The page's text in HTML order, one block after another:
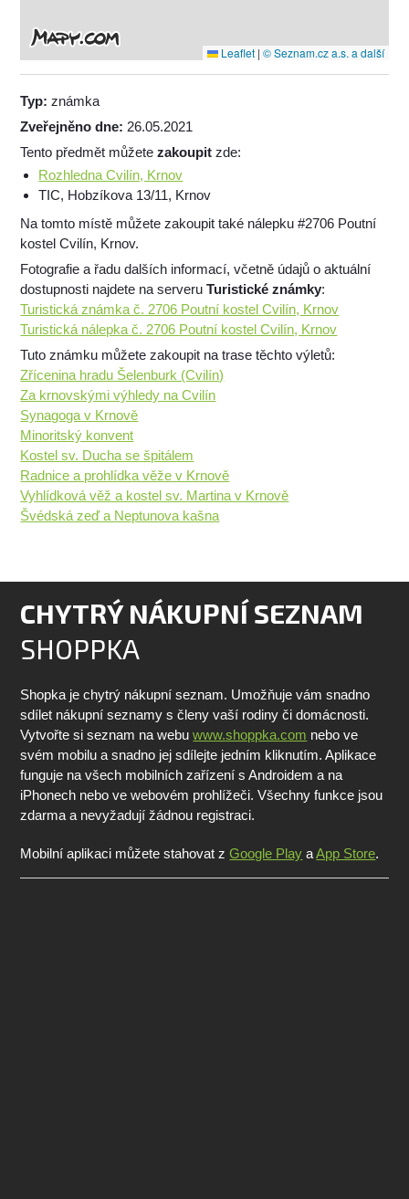
Leaflet | © Seznam.cz a.s. a další
Typ:známka
Zveřejněno dne: 26.05.2021
Tento předmět můžetezakoupit zde:
Rozhledna Cvilín, Krnov
TIC, Hobzíkova 13/11, Krnov
Na tomto místě můžete zakoupit také nálepku #2706 Poutní
kostel Cvilín, Krnov.
Fotografie a řadu dalších informací, včetně údajů o aktuální
dostupnosti najdete na serveruTuristické známky:
Turistická známka č. 2706 Poutní kostel Cvilín, Krnov
Turistická nálepka č. 2706 Poutní kostel Cvilín, Krnov
Tuto známku můžete zakoupit na trase těchto výletů:
Zřícenina hradu Šelenburk (Cvilín)
Za krnovskými výhledy na Cvilín
Synagoga v Krnově
Minoritský konvent
Kostel sv. Ducha se špitálem
Radnice a prohlídka věže v Krnově
Vyhlídková věž a kostel sv. Martina v Krnově
Švédská zeď a Neptunova kašna
CHYTRÝ NÁKUPNÍ SEZNAM
SHOPPKA
Shopka je chytrý nákupní seznam. Umožňuje vám snadno
sdílet nákupní seznamy s členy vaší rodiny či domácnosti.
Vytvořte si seznam na webuwww.shoppka.com nebo ve
svém mobilu a snadno jej sdílejte jedním kliknutím. Aplikace
funguje na všech mobilních zařízení s Androidem a na
iPhonech nebo ve webovém prohlížeči. Všechny funkce jsou
zdarma a nevyžadují žádnou registraci.
Mobilní aplikaci můžete stahovat zGoogle Play aApp Store.